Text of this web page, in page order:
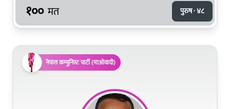
१०० मत पुरुष · ४८
नेपाल कम्युनिस्ट पार्टी (माओवादी)